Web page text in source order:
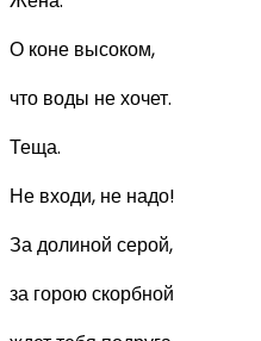
О коне высоком,
что воды не хочет.
Теща.
Не входи, не надо!
За долиной серой,
за горою скорбной